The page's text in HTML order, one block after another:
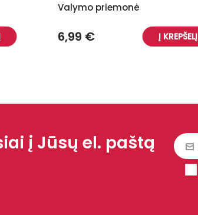
Valymo priemonė
6,99 € Į KREPŠELĮ
į Jūsų el. paštą